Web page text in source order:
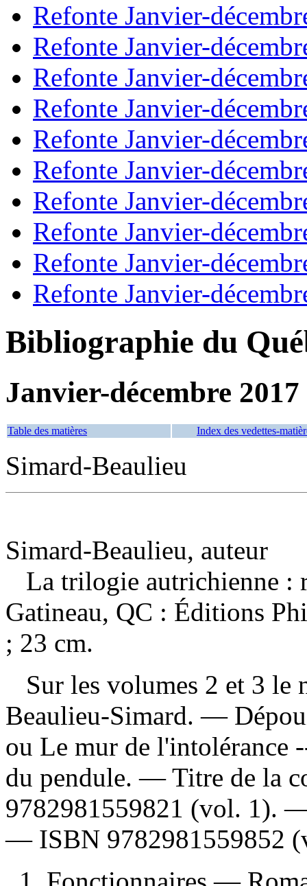
Refonte Janvier-
Refonte Janvier-
Refonte Janvier-
Refonte Janvier-
Refonte Janvier-
Refonte Janvier-
Refonte Janvier-
Refonte Janvier-
Refonte Janvier-
Refonte Janvier-
Bibliographie du
Janvier-décembre 2017
Table des matières Index des vedettes-
Simard-Beaulieu
Simard-Beaulieu, auteur
La trilogie autrichienne :
Gatineau, QC : Éditions
; 23 cm.
Sur les volumes 2 et 3 le
Beaulieu-Simard. —
ou Le mur de l'intolérance
du pendule. — Titre de la
9782981559821 (vol. 1).
— ISBN 9782981559852